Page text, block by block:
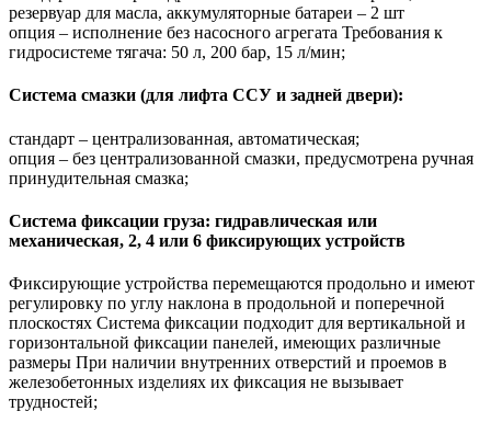
резервуар для масла, аккумуляторные батареи – 2 шт
опция – исполнение без насосного агрегата Требования к
гидросистеме тягача: 50 л, 200 бар, 15 л/мин;
Система смазки (для лифта ССУ и задней двери):
стандарт – централизованная, автоматическая;
опция – без централизованной смазки, предусмотрена ручная
принудительная смазка;
Система фиксации груза: гидравлическая или
механическая, 2, 4 или 6 фиксирующих устройств
Фиксирующие устройства перемещаются продольно и имеют
регулировку по углу наклона в продольной и поперечной
плоскостях Система фиксации подходит для вертикальной и
горизонтальной фиксации панелей, имеющих различные
размеры При наличии внутренних отверстий и проемов в
железобетонных изделиях их фиксация не вызывает
трудностей;